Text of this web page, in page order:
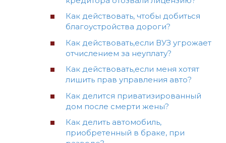
Как действовать, чтобы добиться
благоустройства дороги?
Как действовать,если ВУЗ угрожает
отчислением за неуплату?
Как действовать,если меня хотят
лишить прав управления авто?
Как делится приватизированный
дом после смерти жены?
Как делить автомобиль,
приобретенный в браке, при